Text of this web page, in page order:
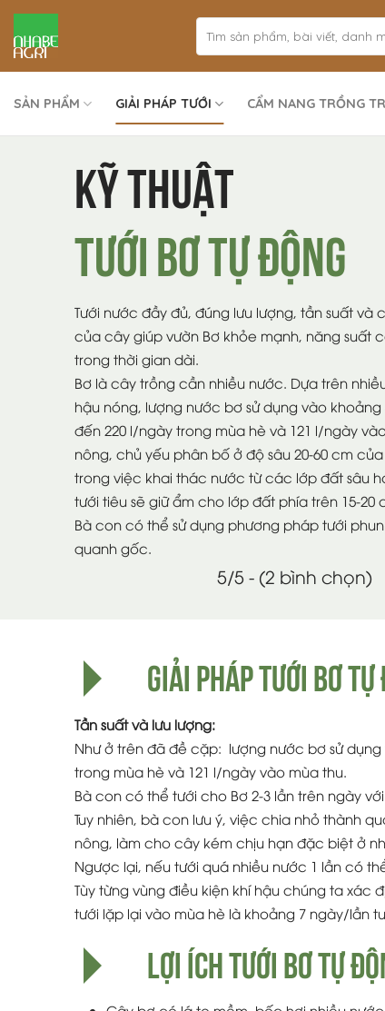
nội
dung
SẢN PHẨM GIẢI PHÁP TƯỚI CẨM NANG TRỒNG
KỸ THUẬT
TƯỚI BƠ TỰ ĐỘNG
Tưới nước đầy đủ, đúng lưu lượng, tần suất
của cây giúp vườn Bơ khỏe mạnh, năng suất
trong thời gian dài.
Bơ là cây trồng cần nhiều nước. Dựa trên
hậu nóng, lượng nước bơ sử dụng vào
đến 220 l/ngày trong mùa hè và 121 l/ngày
nông, chủ yếu phân bố ở độ sâu 20-60 cm
trong việc khai thác nước từ các lớp đất sâu
tưới tiêu sẽ giữ ẩm cho lớp đất phía trên 15-20
Bà con có thể sử dụng phương pháp tưới
quanh gốc.
5/5 - (2 bình chọn)
GIẢI PHÁP TƯỚI BƠ TỰ
Tần suất và lưu lượng:
Như ở trên đã đề cặp: lượng nước bơ sử
trong mùa hè và 121 l/ngày vào mùa thu.
Bà con có thể tưới cho Bơ 2-3 lần trên ngày
Tuy nhiên, bà con lưu ý, việc chia nhỏ thành
nông, làm cho cây kém chịu hạn đặc biệt ở
Ngược lại, nếu tưới quá nhiều nước 1 lần có
Tùy từng vùng điều kiện khí hậu chúng ta xác
tưới lặp lại vào mùa hè là khoảng 7 ngày/lần
LỢI ÍCH TƯỚI BƠ TỰ